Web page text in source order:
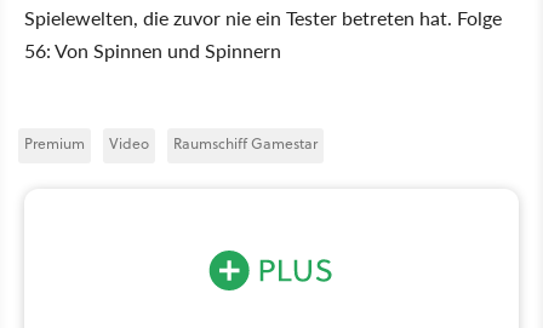
Spielewelten, die zuvor nie ein Tester betreten hat. Folge
56: Von Spinnen und Spinnern
Premium Video Raumschiff Gamestar